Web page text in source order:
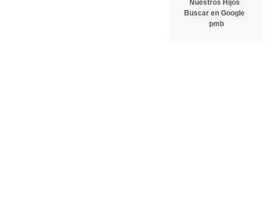
Nuestros Hijos
Buscar en Google
pmb